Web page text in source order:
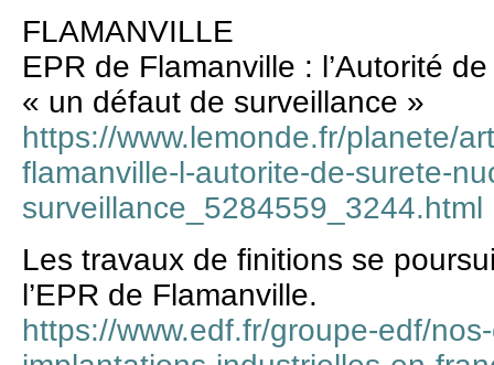
FLAMANVILLE
EPR de Flamanville : l’Autorité
« un défaut de surveillance »
https://www.lemonde.fr/planete/
flamanville-l-autorite-de-surete-
surveillance_5284559_3244.html
Les travaux de finitions se
l’EPR de Flamanville.
https://www.edf.fr/groupe-edf/